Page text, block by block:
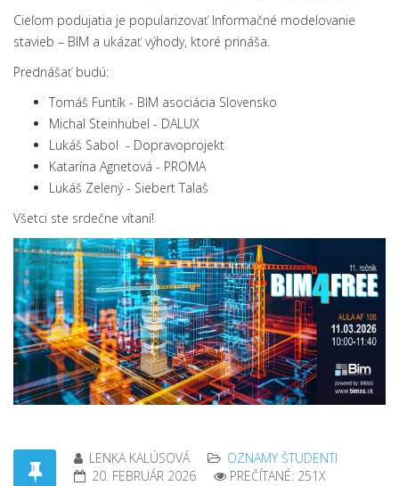
Cieľom podujatia je popularizovať Informačné modelovanie
stavieb – BIM a ukázať výhody, ktoré prináša.
Prednášať budú:
Tomáš Funtík - BIM asociácia Slovensko
Michal Steinhubel - DALUX
Lukáš Sabol - Dopravoprojekt
Katarína Agnetová - PROMA
Lukáš Zelený - Siebert Talaš
Všetci ste srdečne vítaní!
LENKA KALÚSOVÁ
OZNAMY ŠTUDENTI
20. FEBRUÁR 2026
PREČÍTANÉ: 251X